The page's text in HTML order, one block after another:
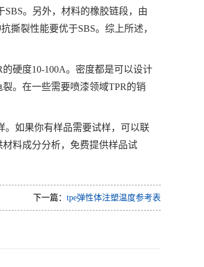
SBS。另外，材料的橡胶链段，由
撕裂性能要优于SBS。综上所述，
硬度10-100A。密度都是可以设计
。在一些需要喷漆领域TPR的销
。如果你有样品需要试样，可以联
料成分分析，免费提供样品试
下一篇： tpe弹性体注塑温度参考表